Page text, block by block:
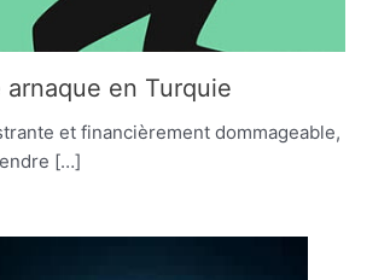
en Turquie
et financièrement dommageable,
[…]